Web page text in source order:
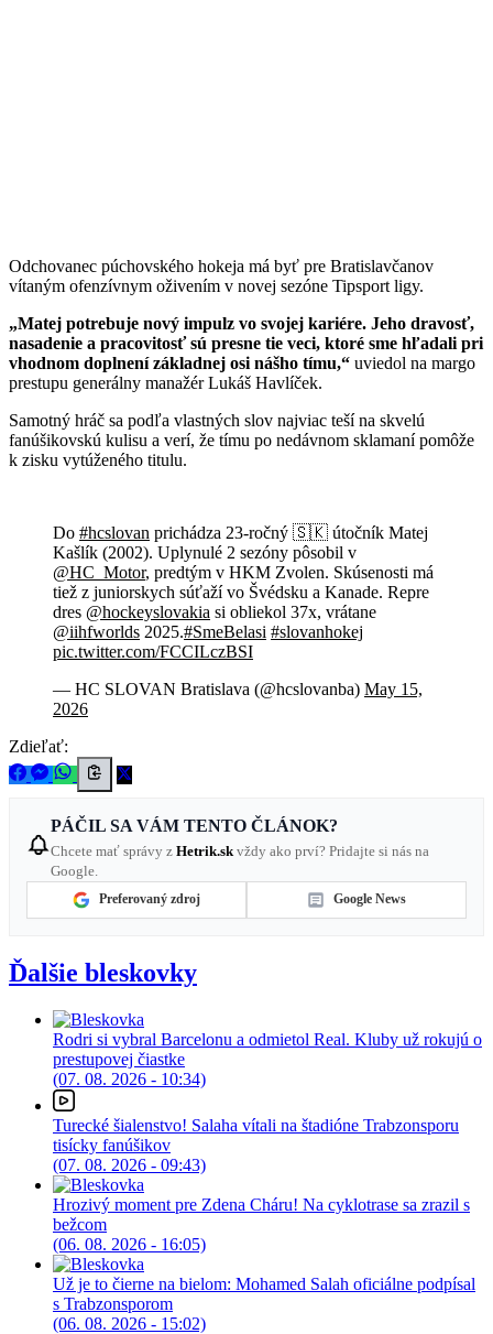
Odchovanec púchovského hokeja má byť pre Bratislavčanov
vítaným ofenzívnym oživením v novej sezóne Tipsport ligy.
„Matej potrebuje nový impulz vo svojej kariére. Jeho dravosť,
nasadenie a pracovitosť sú presne tie veci, ktoré sme hľadali pri
vhodnom doplnení základnej osi nášho tímu,“ uviedol na margo
prestupu generálny manažér Lukáš Havlíček.
Samotný hráč sa podľa vlastných slov najviac teší na skvelú
fanúšikovskú kulisu a verí, že tímu po nedávnom sklamaní pomôže
k zisku vytúženého titulu.
Do #hcslovan prichádza 23-ročný 🇸🇰 útočník Matej
Kašlík (2002). Uplynulé 2 sezóny pôsobil v
@HC_Motor, predtým v HKM Zvolen. Skúsenosti má
tiež z juniorskych súťaží vo Švédsku a Kanade. Repre
dres @hockeyslovakia si obliekol 37x, vrátane
@iihfworlds 2025.#SmeBelasi #slovanhokej
pic.twitter.com/FCCILczBSI
— HC SLOVAN Bratislava (@hcslovanba) May 15,
2026
Zdieľať:
PÁČIL SA VÁM TENTO ČLÁNOK?
Chcete mať správy z Hetrik.sk vždy ako prví? Pridajte si nás na
Google.
Preferovaný zdroj Google News
Ďalšie bleskovky
Rodri si vybral Barcelonu a odmietol Real. Kluby už rokujú o
prestupovej čiastke
(07. 08. 2026 - 10:34)
Turecké šialenstvo! Salaha vítali na štadióne Trabzonsporu
tisícky fanúšikov
(07. 08. 2026 - 09:43)
Hrozivý moment pre Zdena Cháru! Na cyklotrase sa zrazil s
bežcom
(06. 08. 2026 - 16:05)
Už je to čierne na bielom: Mohamed Salah oficiálne podpísal
s Trabzonsporom
(06. 08. 2026 - 15:02)